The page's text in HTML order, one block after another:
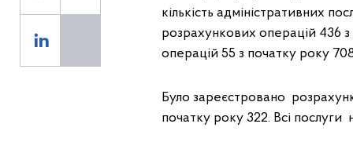
кількість адміністративних
розрахункових операцій 436
операцій 55 з початку року
Було зареєстровано
початку року 322. Всі послуги